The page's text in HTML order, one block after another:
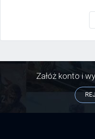
Załóż konto i